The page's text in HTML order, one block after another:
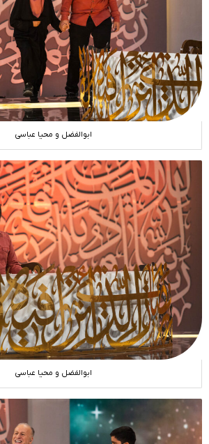
ابوالفضل و محیا عباسی
ابوالفضل و محیا عباسی